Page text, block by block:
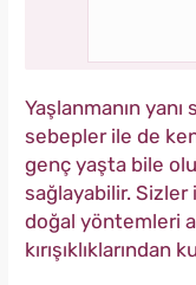
Yaşlanmanın
sebepler ile de
genç yaşta bile
sağlayabilir. Sizler
doğal yöntemleri